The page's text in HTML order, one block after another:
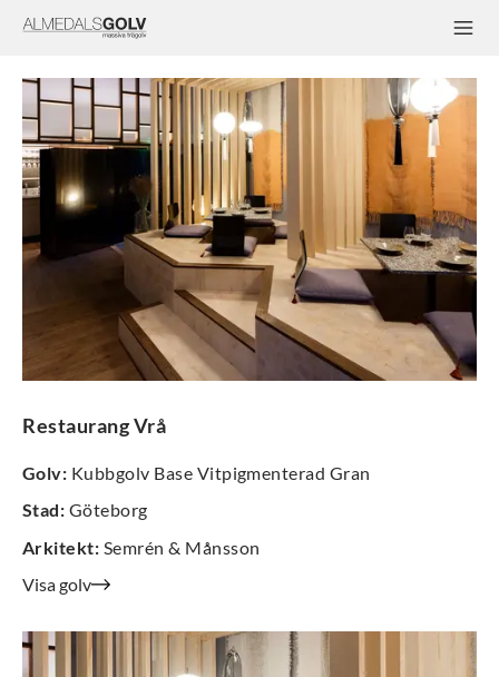
Restaurang Vrå
Golv: Kubbgolv Base Vitpigmenterad Gran
Stad: Göteborg
Arkitekt: Semrén & Månsson
Visa golv